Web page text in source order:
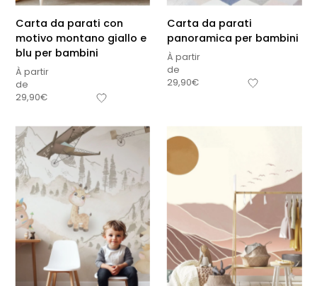
Carta da parati con
motivo montano giallo e
blu per bambini
À partir
de
29,90€
Carta da parati
panoramica per bambini
À partir
de
29,90€